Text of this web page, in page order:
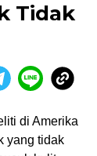
Tidak
di Amerika
yang tidak